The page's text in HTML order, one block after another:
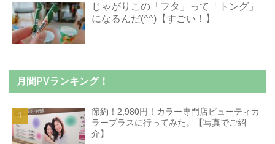
じゃがりこの「フタ」って「トング」
になるんだ(^^)【すごい！】
月間PVランキング！
節約！2,980円！カラー専門店ビューティカ
ラープラスに行ってみた。【写真でご紹
介】